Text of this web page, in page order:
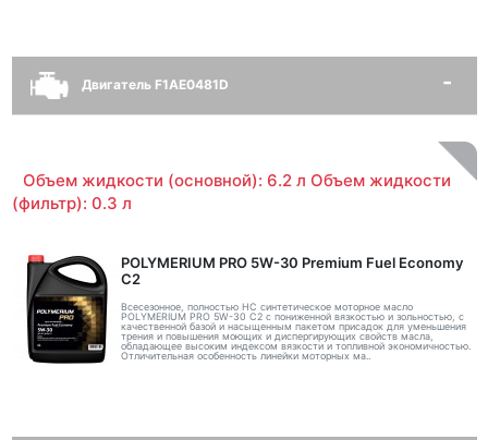
Двигатель F1AE0481D
Объем жидкости (основной): 6.2 л Объем жидкости
(фильтр): 0.3 л
POLYMERIUM PRO 5W-30 Premium Fuel Economy
С2
Всесезонное, полностью HC синтетическое моторное масло
POLYMERIUM PRO 5W-30 C2 с пониженной вязкостью и зольностью, с
качественной базой и насыщенным пакетом присадок для уменьшения
трения и повышения моющих и диспергирующих свойств масла,
обладающее высоким индексом вязкости и топливной экономичностью.
Отличительная особенность линейки моторных ма..